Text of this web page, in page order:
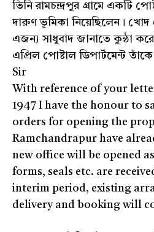
তিনি রামচন্দ্রপুর গ্রামে একটি
দারুণ ভূমিকা নিয়েছিলেন। খোদ
এজন্য সাধুবাদ জানাতে কুন্ঠা
এপ্রিল পোষ্টাল ডিপার্টমেন্ট
Sir
With reference of your
1947 I have the honour to
orders for opening the
Ramchandrapur have
new office will be opened
forms, seals etc. are
interim period, existing
delivery and booking will